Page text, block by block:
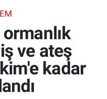
ve ateş
kadar